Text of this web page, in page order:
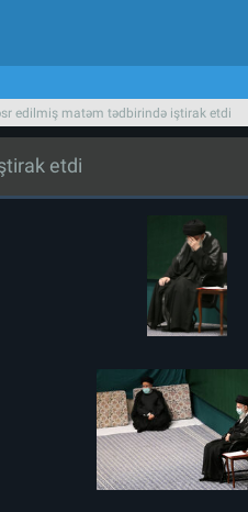
edilmiş matəm tədbirində iştirak etdi
etdi